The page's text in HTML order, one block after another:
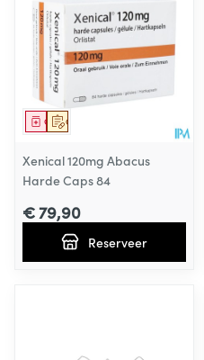
Op voorschrift
Geneesmiddel
Xenical 120mg Abacus
Harde Caps 84
€ 79,90
Reserveer